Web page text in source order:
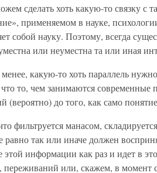
сделать хоть какую-то связку
применяемом в науке,
собой науку. Поэтому, всегда
или неуместна та или иная
какую-то хоть параллель
то, чем занимаются современные
(вероятно) до того, как само
фильтруется манасом,
равно так или иначе должен
этой информации как раз и идет в
или, скажем, в момент